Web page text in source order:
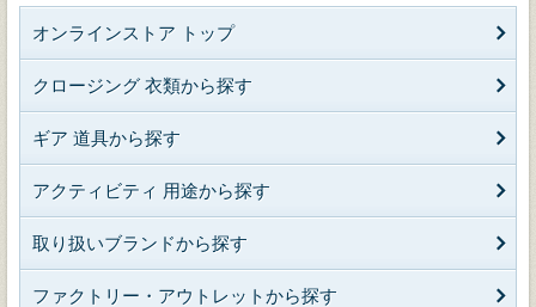
オンラインストア トップ
クロージング 衣類から探す
ギア 道具から探す
アクティビティ 用途から探す
取り扱いブランドから探す
ファクトリー・アウトレットから探す